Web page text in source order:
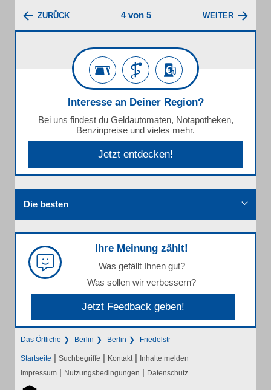
ZURÜCK 4 von 5 WEITER
Interesse an Deiner Region?
Bei uns findest du Geldautomaten, Notapotheken,
Benzinpreise und vieles mehr.
Jetzt entdecken!
Die besten
Ihre Meinung zählt!
Was gefällt Ihnen gut?
Was sollen wir verbessern?
Jetzt Feedback geben!
Das Örtliche Berlin Berlin Friedelstr
Startseite | Suchbegriffe | Kontakt | Inhalte melden
Impressum | Nutzungsbedingungen | Datenschutz